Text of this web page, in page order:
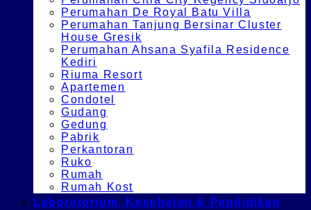
Perumahan De Royal Batu Villa
Perumahan Tanjung Bersinar Cluster
House Gresik
Perumahan Ahsana Syafila Residence
Kediri
Riuma Resort
Apartemen
Condotel
Gudang
Gedung
Pabrik
Perkantoran
Ruko
Rumah
Rumah Kost
Laboratorium, Kesehatan & Pendidikan